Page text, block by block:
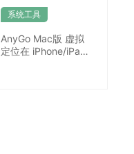
系统工具
AnyGo Mac版 虚拟
定位在 iPhone/iPad